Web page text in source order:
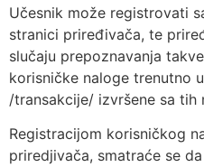
Učesnik može registrovati
stranici priređivača, te
slučaju prepoznavanja
korisničke naloge trenutno
/transakcije/ izvršene sa tih
Registracijom korisničkog
priredjivača, smatraće se